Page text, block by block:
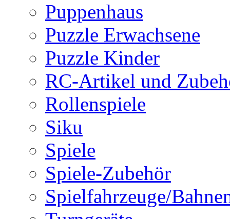
Puppenhaus
Puzzle Erwachsene
Puzzle Kinder
RC-Artikel und
Rollenspiele
Siku
Spiele
Spiele-Zubehör
Spielfahrzeuge/